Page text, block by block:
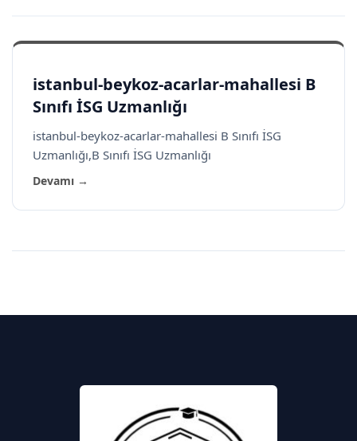
istanbul-beykoz-acarlar-mahallesi B
Sınıfı İSG Uzmanlığı
istanbul-beykoz-acarlar-mahallesi B Sınıfı İSG
Uzmanlığı,B Sınıfı İSG Uzmanlığı
Devamı →